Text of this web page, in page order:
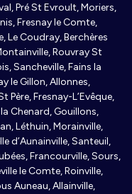
Pré St Evroult, Moriers,
Fresnay le Comte,
Le Coudray, Berchères
Rouvray St
Sancheville, Fains la
le Gillon, Allonnes,
Père, Fresnay-L’Evêque,
Chenard, Gouillons,
Léthuin, Morainville,
d’Aunainville, Santeuil,
Francourville, Sours,
le Comte, Roinville,
Auneau, Allainville,